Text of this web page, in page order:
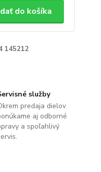
do košíka
145212
služby
predaja dielov
aj odborné
a spoľahlivý